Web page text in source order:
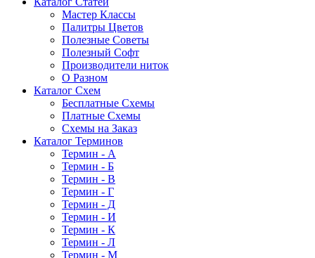
Мастер Классы
Палитры Цветов
Полезные Советы
Полезный Софт
Производители ниток
О Разном
Каталог Схем
Бесплатные Схемы
Платные Схемы
Схемы на Заказ
Каталог Терминов
Термин - А
Термин - Б
Термин - В
Термин - Г
Термин - Д
Термин - И
Термин - К
Термин - Л
Термин - М